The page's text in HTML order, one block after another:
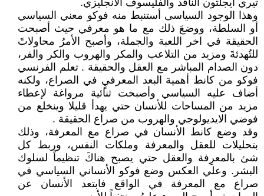
تيري ايجلتون الناقد والفليسوف الانجليزي.
وهذا الوجود السياسى أستنبط منه فوكو معني السياسي
أو السلطة، ووضعَ ذلك مع ما هو معرفي حيث أصبحت
الحقيقة في اخر اللعبة والجملة، وأصبح الأمرُ محاولاتً
للتُهدئةَ ومزيد من التلاعب والمكر والهروب والكر والفر،
دون الصدام المباشر مع العقل والحقيقة . تعلم الفرنسي
فوكو من كانط أهمية البعد المعرفيٍ في الصراع، ولكنه
أضاف عليه السياسي وأصبحت ثنائية مرواغة لإعطاء
مزيد من المساحات للأنسان حتي يهدأ قليلا وينخلع من
فوضي الايديولوجي والهروب من صراع الحقيقة .
وقد وضع كانط الأنسان في صراع مع المعرفة، وذلك
بتحليلات للعقل والمعرفة وملكات النفس، وربط كل
شئ بالمعرِفة والعقل حتي يصبح هناكَ تنظيماً لسلوك
البشر. وعلي العكس وضع فوكو الأنساني السياسي في
صراع مع المعرفة في الواقع فابتعد الأنسان عن